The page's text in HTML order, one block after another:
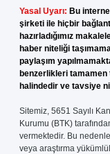
Yasal Uyarı: Bu
şirketi ile hiçbir
hazırladığımız
haber niteliği
paylaşım
benzerlikleri
halindedir ve tavsiye
Sitemiz, 5651 Sayılı
Kurumu (BTK)
vermektedir. Bu
veya araştırma